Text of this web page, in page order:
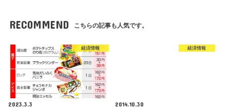
RECOMMEND こちらの記事も人気です。
経済情報
2023.3.3
経済情報
2014.10.30